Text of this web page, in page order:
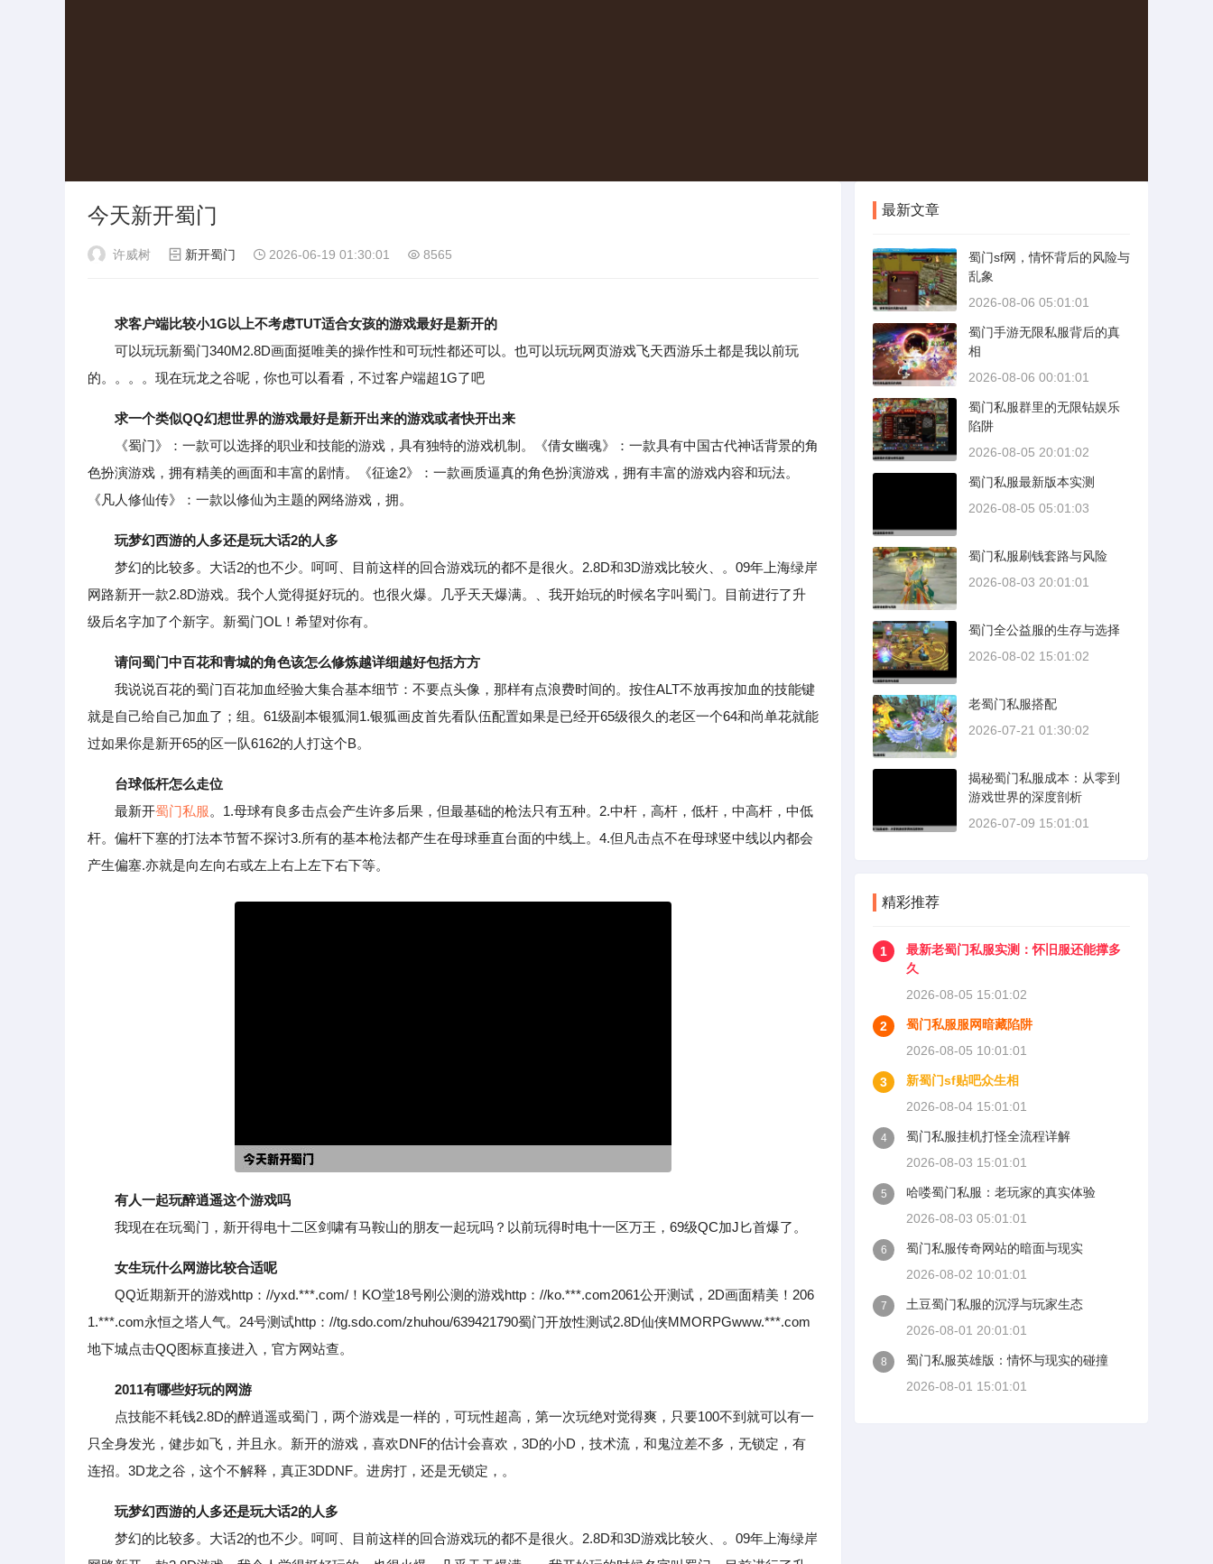
今天新开蜀门
许威树 新开蜀门 2026-06-19 01:30:01 8565
求客户端比较小1G以上不考虑TUT适合女孩的游戏最好是新开的
可以玩玩新蜀门340M2.8D画面挺唯美的操作性和可玩性都还可以。也可以玩玩网页游戏飞天西游乐土都是我以前玩
的。。。。现在玩龙之谷呢，你也可以看看，不过客户端超1G了吧
求一个类似QQ幻想世界的游戏最好是新开出来的游戏或者快开出来
《蜀门》：一款可以选择的职业和技能的游戏，具有独特的游戏机制。《倩女幽魂》：一款具有中国古代神话背景的角
色扮演游戏，拥有精美的画面和丰富的剧情。《征途2》：一款画质逼真的角色扮演游戏，拥有丰富的游戏内容和玩法。
《凡人修仙传》：一款以修仙为主题的网络游戏，拥。
玩梦幻西游的人多还是玩大话2的人多
梦幻的比较多。大话2的也不少。呵呵、目前这样的回合游戏玩的都不是很火。2.8D和3D游戏比较火、。09年上海绿岸
网路新开一款2.8D游戏。我个人觉得挺好玩的。也很火爆。几乎天天爆满。、我开始玩的时候名字叫蜀门。目前进行了升
级后名字加了个新字。新蜀门OL！希望对你有。
请问蜀门中百花和青城的角色该怎么修炼越详细越好包括方方
我说说百花的蜀门百花加血经验大集合基本细节：不要点头像，那样有点浪费时间的。按住ALT不放再按加血的技能键
就是自己给自己加血了；组。61级副本银狐洞1.银狐画皮首先看队伍配置如果是已经开65级很久的老区一个64和尚单花就能
过如果你是新开65的区一队6162的人打这个B。
台球低杆怎么走位
最新开蜀门私服。1.母球有良多击点会产生许多后果，但最基础的枪法只有五种。2.中杆，高杆，低杆，中高杆，中低
杆。偏杆下塞的打法本节暂不探讨3.所有的基本枪法都产生在母球垂直台面的中线上。4.但凡击点不在母球竖中线以内都会
产生偏塞.亦就是向左向右或左上右上左下右下等。
有人一起玩醉逍遥这个游戏吗
我现在在玩蜀门，新开得电十二区剑啸有马鞍山的朋友一起玩吗？以前玩得时电十一区万王，69级QC加J匕首爆了。
女生玩什么网游比较合适呢
QQ近期新开的游戏http：//yxd.***.com/！KO堂18号刚公测的游戏http：//ko.***.com2061公开测试，2D画面精美！206
1.***.com永恒之塔人气。24号测试http：//tg.sdo.com/zhuhou/639421790蜀门开放性测试2.8D仙侠MMORPGwww.***.com
地下城点击QQ图标直接进入，官方网站查。
2011有哪些好玩的网游
点技能不耗钱2.8D的醉逍遥或蜀门，两个游戏是一样的，可玩性超高，第一次玩绝对觉得爽，只要100不到就可以有一
只全身发光，健步如飞，并且永。新开的游戏，喜欢DNF的估计会喜欢，3D的小D，技术流，和鬼泣差不多，无锁定，有
连招。3D龙之谷，这个不解释，真正3DDNF。进房打，还是无锁定，。
玩梦幻西游的人多还是玩大话2的人多
梦幻的比较多。大话2的也不少。呵呵、目前这样的回合游戏玩的都不是很火。2.8D和3D游戏比较火、。09年上海绿岸
最新文章
蜀门sf网，情怀背后的风险与
乱象
2026-08-06 05:01:01
蜀门手游无限私服背后的真
相
2026-08-06 00:01:01
蜀门私服群里的无限钻娱乐
陷阱
2026-08-05 20:01:02
蜀门私服最新版本实测
2026-08-05 05:01:03
蜀门私服刷钱套路与风险
2026-08-03 20:01:01
蜀门全公益服的生存与选择
2026-08-02 15:01:02
老蜀门私服搭配
2026-07-21 01:30:02
揭秘蜀门私服成本：从零到
游戏世界的深度剖析
2026-07-09 15:01:01
精彩推荐
1
最新老蜀门私服实测：怀旧服还能撑多
久
2026-08-05 15:01:02
2
蜀门私服服网暗藏陷阱
2026-08-05 10:01:01
3
新蜀门sf贴吧众生相
2026-08-04 15:01:01
4
蜀门私服挂机打怪全流程详解
2026-08-03 15:01:01
5
哈喽蜀门私服：老玩家的真实体验
2026-08-03 05:01:01
6
蜀门私服传奇网站的暗面与现实
2026-08-02 10:01:01
7
土豆蜀门私服的沉浮与玩家生态
2026-08-01 20:01:01
8
蜀门私服英雄版：情怀与现实的碰撞
2026-08-01 15:01:01